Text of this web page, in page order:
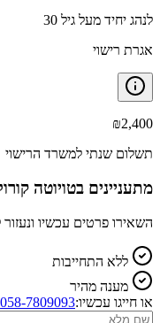
לנהג יחיד מעל גיל 30
אגרת רישוי
₪2,400
תשלום שנתי למשרד הרישוי
מתעניינים בטויוטה
השאירו פרטים עכשיו
ללא התחייבות
מענה מהיר
או חייגו עכשיו:058-7809093